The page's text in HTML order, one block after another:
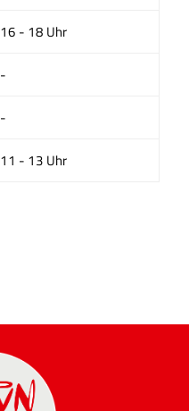
16 - 18 Uhr
-
-
11 - 13 Uhr